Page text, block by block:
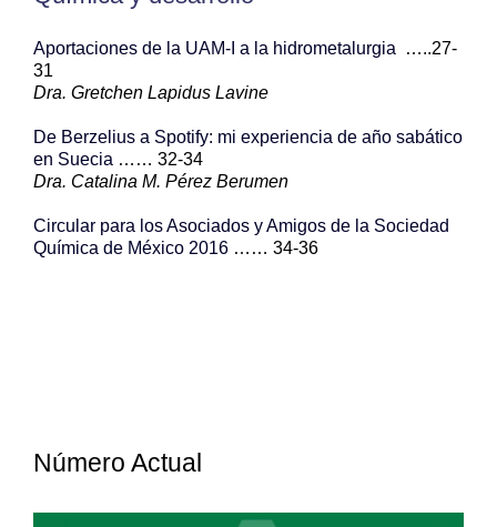
Aportaciones de la UAM-I a la hidrometalurgia
…..27-
31
Dra. Gretchen Lapidus Lavine
De Berzelius a Spotify: mi experiencia de año sabático
en Suecia …… 32-34
Dra. Catalina M. Pérez Berumen
Circular para los Asociados y Amigos de la Sociedad
Química de México 2016 …… 34-36
Número Actual